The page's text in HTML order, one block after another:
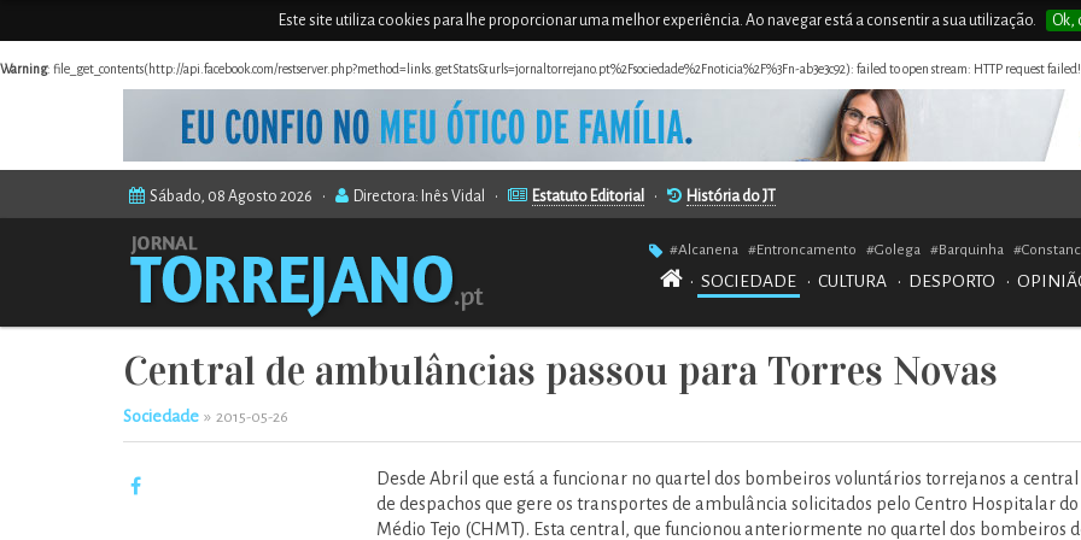
Este site utiliza cookies para lhe proporcionar uma melhor experiência. Ao navegar está a consentir a sua utilização. Ok,
Warning: file_get_contents(http://api.facebook.com/restserver.php?method=links.getStats&urls=jornaltorrejano.pt%2Fsociedade%2Fnoticia%2F%3Fn-ab3e3c92): failed to open stream: HTTP request
Sábado, 08 Agosto 2026 • Directora: Inês Vidal • Estatuto Editorial • História do JT
#Alcanena #Entroncamento #Golega #Barquinha
• SOCIEDADE • CULTURA • DESPORTO •
Central de ambulâncias passou para Torres Novas
Sociedade » 2015-05-26
Desde Abril que está a funcionar no quartel dos bombeiros voluntários torrejanos a central
de despachos que gere os transportes de ambulância solicitados pelo Centro Hospitalar do
Médio Tejo (CHMT). Esta central, que funcionou anteriormente no quartel dos bombeiros